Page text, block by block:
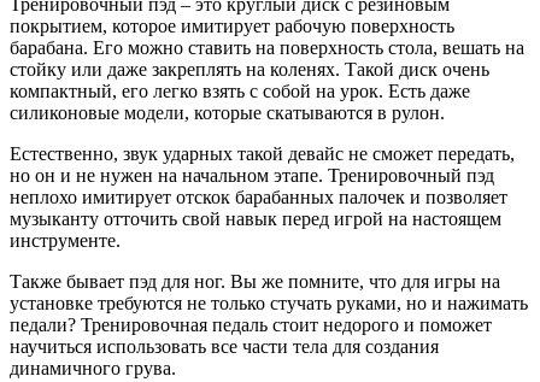
покрытием, которое имитирует рабочую поверхность
барабана. Его можно ставить на поверхность стола, вешать на
стойку или даже закреплять на коленях. Такой диск очень
компактный, его легко взять с собой на урок. Есть даже
силиконовые модели, которые скатываются в рулон.
Естественно, звук ударных такой девайс не сможет передать,
но он и не нужен на начальном этапе. Тренировочный пэд
неплохо имитирует отскок барабанных палочек и позволяет
музыканту отточить свой навык перед игрой на настоящем
инструменте.
Также бывает пэд для ног. Вы же помните, что для игры на
установке требуются не только стучать руками, но и нажимать
педали? Тренировочная педаль стоит недорого и поможет
научиться использовать все части тела для создания
динамичного грува.